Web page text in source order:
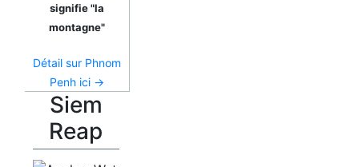
signifie "la
montagne"
Détail sur Phnom
Penh ici →
Siem
Reap